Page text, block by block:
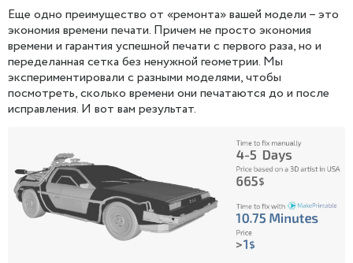
Еще одно преимущество от «ремонта» вашей модели – это
экономия времени печати. Причем не просто экономия
времени и гарантия успешной печати с первого раза, но и
переделанная сетка без ненужной геометрии. Мы
экспериментировали с разными моделями, чтобы
посмотреть, сколько времени они печатаются до и после
исправления. И вот вам результат.